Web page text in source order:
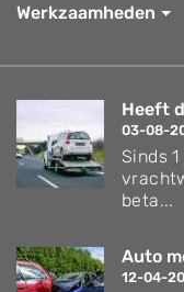
Werkzaamheden
Heeft
03-08-
Sinds
beta...
Auto
12-04-